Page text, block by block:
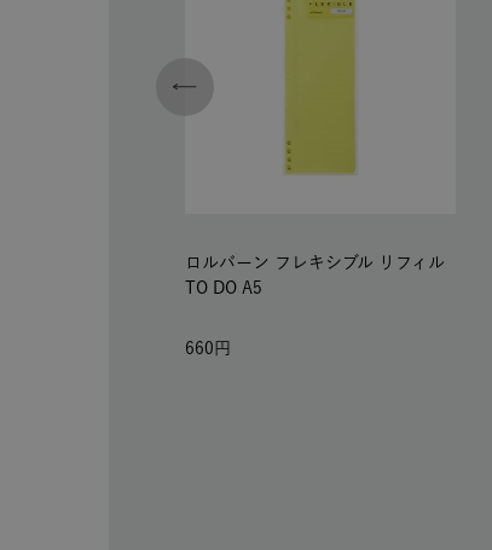
ロルバーン フレキシブル リフィル
TO DO A5
660